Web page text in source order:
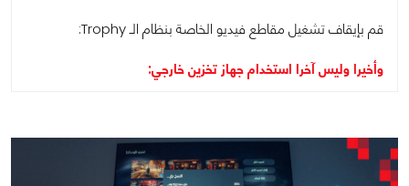
قم بإيقاف تشغيل مقاطع فيديو الخاصة بنظام الـ Trophy:
وأخيرا وليس آخرا استخدام جهاز تخزين خارجي: